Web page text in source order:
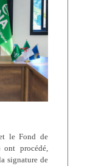
le Fond de
ont procédé,
signature de